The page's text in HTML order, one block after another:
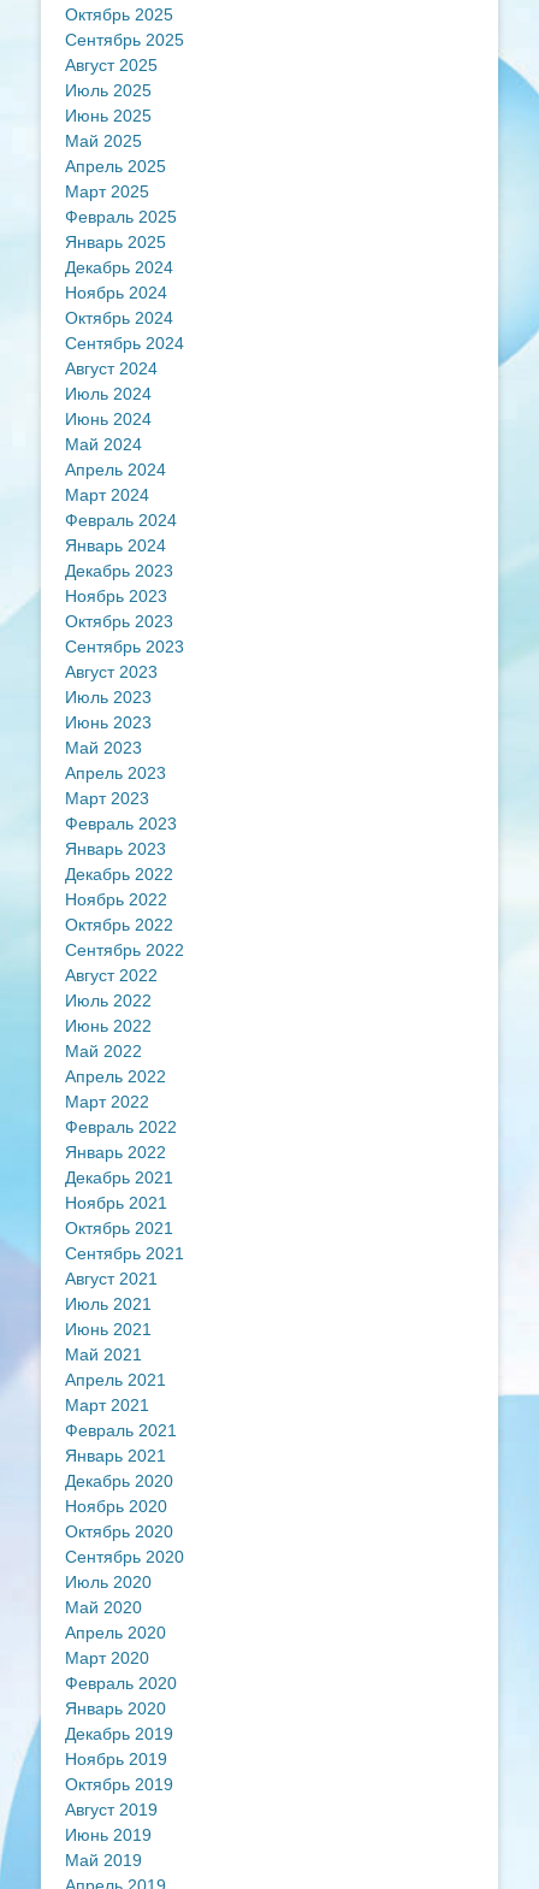
Октябрь 2025
Сентябрь 2025
Август 2025
Июль 2025
Июнь 2025
Май 2025
Апрель 2025
Март 2025
Февраль 2025
Январь 2025
Декабрь 2024
Ноябрь 2024
Октябрь 2024
Сентябрь 2024
Август 2024
Июль 2024
Июнь 2024
Май 2024
Апрель 2024
Март 2024
Февраль 2024
Январь 2024
Декабрь 2023
Ноябрь 2023
Октябрь 2023
Сентябрь 2023
Август 2023
Июль 2023
Июнь 2023
Май 2023
Апрель 2023
Март 2023
Февраль 2023
Январь 2023
Декабрь 2022
Ноябрь 2022
Октябрь 2022
Сентябрь 2022
Август 2022
Июль 2022
Июнь 2022
Май 2022
Апрель 2022
Март 2022
Февраль 2022
Январь 2022
Декабрь 2021
Ноябрь 2021
Октябрь 2021
Сентябрь 2021
Август 2021
Июль 2021
Июнь 2021
Май 2021
Апрель 2021
Март 2021
Февраль 2021
Январь 2021
Декабрь 2020
Ноябрь 2020
Октябрь 2020
Сентябрь 2020
Июль 2020
Май 2020
Апрель 2020
Март 2020
Февраль 2020
Январь 2020
Декабрь 2019
Ноябрь 2019
Октябрь 2019
Август 2019
Июнь 2019
Май 2019